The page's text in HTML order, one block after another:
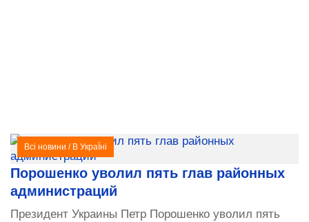
Всі новини / В УкраЇні
Порошенко уволил пять глав районных
администраций
Президент Украины Петр Порошенко уволил пять